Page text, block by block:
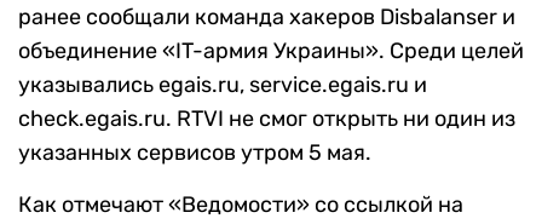
ранее сообщали команда хакеров Disbalanser и
объединение «IT-армия Украины». Среди целей
указывались egais.ru, service.egais.ru и
check.egais.ru. RTVI не смог открыть ни один из
указанных сервисов утром 5 мая.
Как отмечают «Ведомости» со ссылкой на